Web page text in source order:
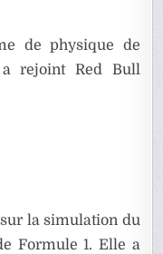
de physique de
a rejoint Red Bull
la simulation du
Formule 1. Elle a